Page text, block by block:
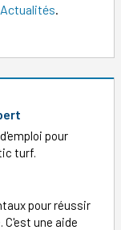
pour
turf.
pour réussir
une aide